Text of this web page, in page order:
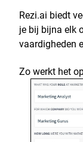
Rezi.ai biedt
je bij bijna elk
vaardigheden
Zo werkt het